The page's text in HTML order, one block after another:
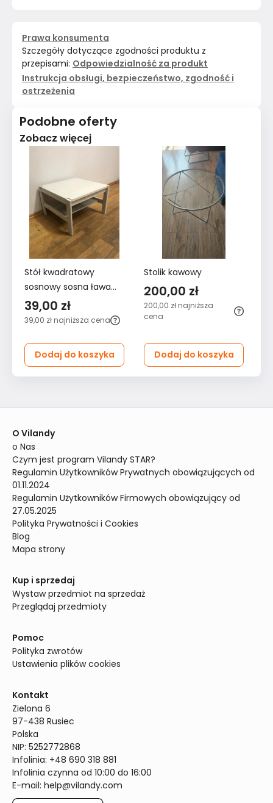
Prawa konsumenta
Szczegóły dotyczące zgodności produktu z
przepisami: Odpowiedzialność za produkt
Instrukcja obsługi, bezpieczeństwo, zgodność i
ostrzeżenia
Podobne oferty
Zobacz więcej
Stół kwadratowy
sosnowy sosna ława
Swarzędz
39,00 zł
39,00 zł najniższa cena
Dodaj do koszyka
Stolik kawowy
200,00 zł
200,00 zł najniższa
cena
Dodaj do koszyka
O Vilandy
o Nas
Czym jest program Vilandy STAR?
Regulamin Użytkowników Prywatnych obowiązujących od
01.11.2024
Regulamin Użytkowników Firmowych obowiązujący od
27.05.2025
Polityka Prywatności i Cookies
Blog
Mapa strony
Kup i sprzedaj
Wystaw przedmiot na sprzedaż
Przeglądaj przedmioty
Pomoc
Polityka zwrotów
Ustawienia plików cookies
Kontakt
Zielona 6
97-438 Rusiec
Polska
NIP: 5252772868
Infolinia: +48 690 318 881
Infolinia czynna od 10:00 do 16:00
E-mail: help@vilandy.com